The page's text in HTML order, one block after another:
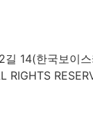
길 14(한국보이
RIGHTS